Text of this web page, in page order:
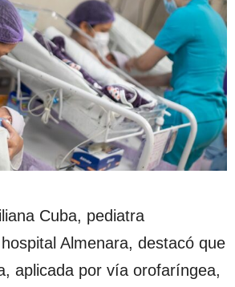
Cuba, pediatra
Almenara, destacó que
aplicada por vía orofaríngea,